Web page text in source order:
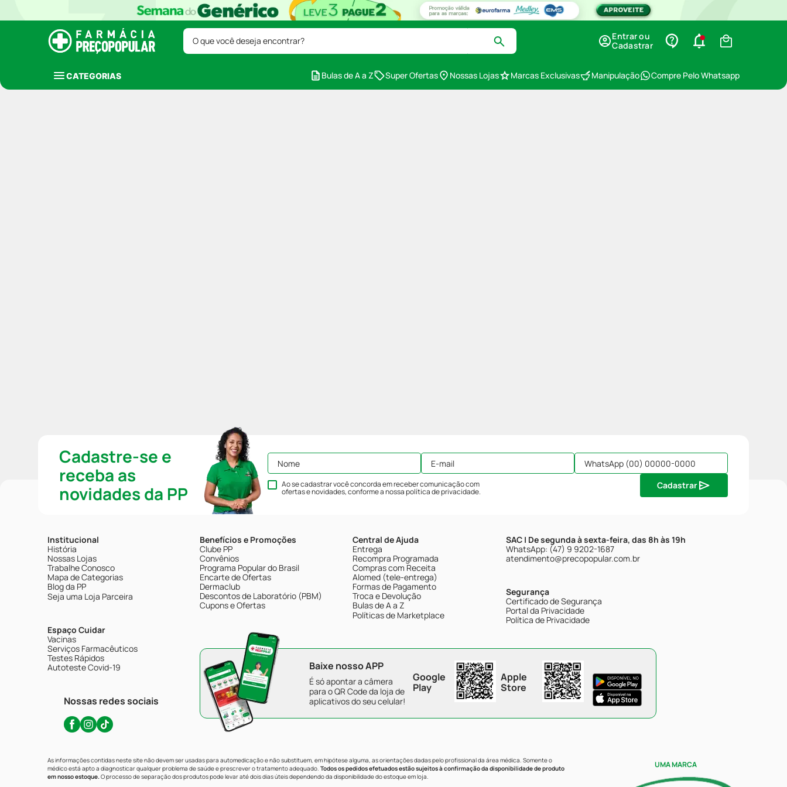
O que você deseja encontrar?
Entrar ou
Cadastrar
CATEGORIAS Bulas de A a Z Super Ofertas Nossas Lojas Marcas Exclusivas Manipulação Compre Pelo Whatsapp
Cadastre-se e
receba as
novidades da PP
Ao se cadastrar você concorda em receber comunicação com
ofertas e novidades, conforme a nossapolítica de privacidade.
Cadastrar
Institucional
História
Nossas Lojas
Trabalhe Conosco
Mapa de Categorias
Blog da PP
Seja uma Loja Parceira
Espaço Cuidar
Vacinas
Serviços Farmacêuticos
Testes Rápidos
Autoteste Covid-19
Nossas redes sociais
Benefícios e Promoções
Clube PP
Convênios
Programa Popular do Brasil
Encarte de Ofertas
Dermaclub
Descontos de Laboratório (PBM)
Cupons e Ofertas
Central de Ajuda
Entrega
Recompra Programada
Compras com Receita
Alomed (tele-entrega)
Formas de Pagamento
Troca e Devolução
Bulas de A a Z
Políticas de Marketplace
SAC | De segunda à sexta-feira, das 8h às 19h
WhatsApp: (47) 9 9202-1687
atendimento@precopopular.com.br
Segurança
Certificado de Segurança
Portal da Privacidade
Política de Privacidade
Baixe nosso APP
É só apontar a câmera
para o QR Code da loja de
aplicativos do seu celular!
Google
Play
Apple
Store
As informações contidas neste site não devem ser usadas para automedicação e não substituem, em hipótese alguma, as orientações dadas pelo profissional da área médica. Somente o
médico está apto a diagnosticar qualquer problema de saúde e prescrever o tratamento adequado. Todos os pedidos efetuados estão sujeitos à confirmação da disponibilidade de produto
em nosso estoque.O processo de separação dos produtos pode levar até dois dias úteis dependendo da disponibilidade do estoque em loja.
UMA MARCA